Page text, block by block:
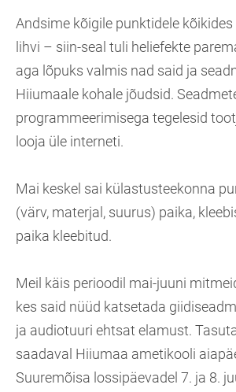
Andsime kõigile punktidele
lihvi – siin-seal tuli heliefekte
aga lõpuks valmis nad said ja
Hiiumaale kohale jõudsid.
programmeerimisega tegelesid
looja üle interneti.
Mai keskel sai külastusteekonna
(värv, materjal, suurus) paika,
paika kleebitud.
Meil käis perioodil mai-juuni
kes said nüüd katsetada
ja audiotuuri ehtsat elamust.
saadaval Hiiumaa ametikooli
Suuremõisa lossipäevadel 7. ja 8.